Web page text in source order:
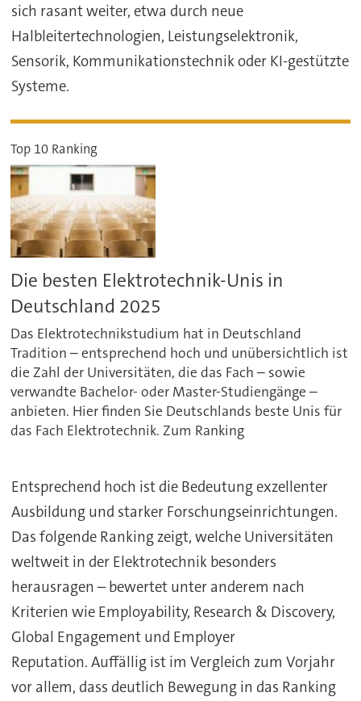
sich rasant weiter, etwa durch neue
Halbleitertechnologien, Leistungselektronik,
Sensorik, Kommunikationstechnik oder KI-gestützte
Systeme.
Top 10 Ranking
Die besten Elektrotechnik-Unis in
Deutschland 2025
Das Elektrotechnikstudium hat in Deutschland
Tradition – entsprechend hoch und unübersichtlich ist
die Zahl der Universitäten, die das Fach – sowie
verwandte Bachelor- oder Master-Studiengänge –
anbieten. Hier finden Sie Deutschlands beste Unis für
das Fach Elektrotechnik. Zum Ranking
Entsprechend hoch ist die Bedeutung exzellenter
Ausbildung und starker Forschungseinrichtungen.
Das folgende Ranking zeigt, welche Universitäten
weltweit in der Elektrotechnik besonders
herausragen – bewertet unter anderem nach
Kriterien wie Employability, Research & Discovery,
Global Engagement und Employer
Reputation. Auffällig ist im Vergleich zum Vorjahr
vor allem, dass deutlich Bewegung in das Ranking